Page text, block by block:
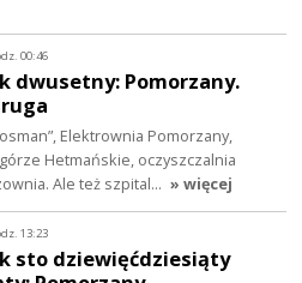
00:46
dwusetny: Pomorzany.
Elektrownia Pomorzany,
Hetmańskie, oczyszczalnia
Ale też szpital… » więcej
13:23
sto dziewięćdziesiąty